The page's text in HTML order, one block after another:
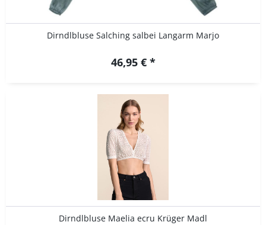
Dirndlbluse Salching salbei Langarm Marjo
46,95 € *
Dirndlbluse Maelia ecru Krüger Madl